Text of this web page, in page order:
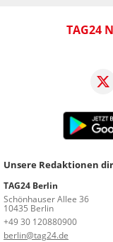
TAG24
Unsere Redaktionen
TAG24 Berlin
Schönhauser Allee 36
10435 Berlin
+49 30 120880900
berlin@tag24.de